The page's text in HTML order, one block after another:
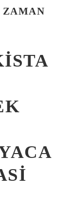
ZAMAN